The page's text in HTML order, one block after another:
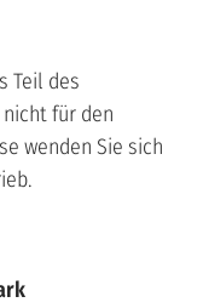
Teil des
für den
wenden Sie sich